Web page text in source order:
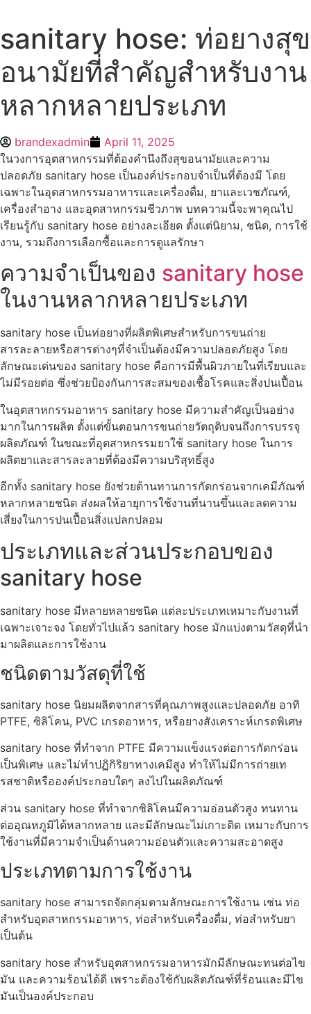
content
sanitary hose: ท่อยางสุข
อนามัยที่สำคัญสำหรับงาน
หลากหลายประเภท
brandexadmin
April 11, 2025
ในวงการอุตสาหกรรมที่ต้องคำนึงถึงสุขอนามัยและความ
ปลอดภัย sanitary hose เป็นองค์ประกอบจำเป็นที่ต้องมี โดย
เฉพาะในอุตสาหกรรมอาหารและเครื่องดื่ม, ยาและเวชภัณฑ์,
เครื่องสำอาง และอุตสาหกรรมชีวภาพ บทความนี้จะพาคุณไป
เรียนรู้กับ sanitary hose อย่างละเอียด ตั้งแต่นิยาม, ชนิด, การใช้
งาน, รวมถึงการเลือกซื้อและการดูแลรักษา
ความจำเป็นของ sanitary hose
ในงานหลากหลายประเภท
sanitary hose เป็นท่อยางที่ผลิตพิเศษสำหรับการขนถ่าย
สารละลายหรือสารต่างๆที่จำเป็นต้องมีความปลอดภัยสูง โดย
ลักษณะเด่นของ sanitary hose คือการมีพื้นผิวภายในที่เรียบและ
ไม่มีรอยต่อ ซึ่งช่วยป้องกันการสะสมของเชื้อโรคและสิ่งปนเปื้อน
ในอุตสาหกรรมอาหาร sanitary hose มีความสำคัญเป็นอย่าง
มากในการผลิต ตั้งแต่ขั้นตอนการขนถ่ายวัตถุดิบจนถึงการบรรจุ
ผลิตภัณฑ์ ในขณะที่อุตสาหกรรมยาใช้ sanitary hose ในการ
ผลิตยาและสารละลายที่ต้องมีความบริสุทธิ์สูง
อีกทั้ง sanitary hose ยังช่วยต้านทานการกัดกร่อนจากเคมีภัณฑ์
หลากหลายชนิด ส่งผลให้อายุการใช้งานที่นานขึ้นและลดความ
เสี่ยงในการปนเปื้อนสิ่งแปลกปลอม
ประเภทและส่วนประกอบของ
sanitary hose
sanitary hose มีหลายหลายชนิด แต่ละประเภทเหมาะกับงานที่
เฉพาะเจาะจง โดยทั่วไปแล้ว sanitary hose มักแบ่งตามวัสดุที่นำ
มาผลิตและการใช้งาน
ชนิดตามวัสดุที่ใช้
sanitary hose นิยมผลิตจากสารที่คุณภาพสูงและปลอดภัย อาทิ
PTFE, ซิลิโคน, PVC เกรดอาหาร, หรือยางสังเคราะห์เกรดพิเศษ
sanitary hose ที่ทำจาก PTFE มีความแข็งแรงต่อการกัดกร่อน
เป็นพิเศษ และไม่ทำปฏิกิริยาทางเคมีสูง ทำให้ไม่มีการถ่ายเท
รสชาติหรือองค์ประกอบใดๆ ลงไปในผลิตภัณฑ์
ส่วน sanitary hose ที่ทำจากซิลิโคนมีความอ่อนตัวสูง ทนทาน
ต่ออุณหภูมิได้หลากหลาย และมีลักษณะไม่เกาะติด เหมาะกับการ
ใช้งานที่มีความจำเป็นด้านความอ่อนตัวและความสะอาดสูง
ประเภทตามการใช้งาน
sanitary hose สามารถจัดกลุ่มตามลักษณะการใช้งาน เช่น ท่อ
สำหรับอุตสาหกรรมอาหาร, ท่อสำหรับเครื่องดื่ม, ท่อสำหรับยา
เป็นต้น
sanitary hose สำหรับอุตสาหกรรมอาหารมักมีลักษณะทนต่อไข
มัน และความร้อนได้ดี เพราะต้องใช้กับผลิตภัณฑ์ที่ร้อนและมีไข
มันเป็นองค์ประกอบ